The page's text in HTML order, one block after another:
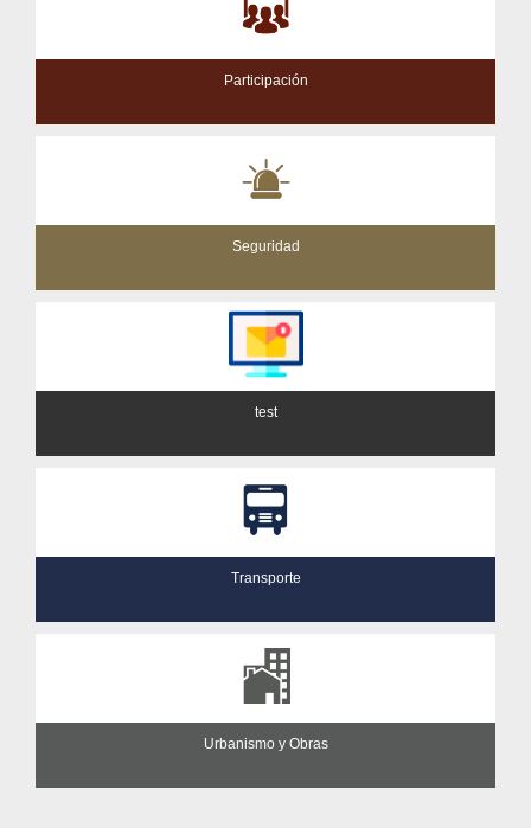
Participación
Seguridad
test
Transporte
Urbanismo y Obras